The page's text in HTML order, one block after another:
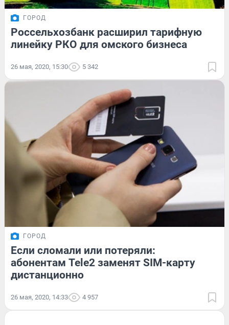
ГОРОД
Россельхозбанк расширил тарифную
линейку РКО для омского бизнеса
26 мая, 2020, 15:30 5 342
ГОРОД
Если сломали или потеряли:
абонентам Tele2 заменят SIM-карту
дистанционно
26 мая, 2020, 14:33 4 957